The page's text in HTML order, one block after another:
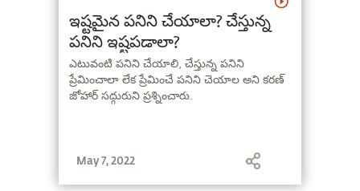
ఇష్టమైన పనిని చేయాలా? చేస్తున్న
పనిని ఇష్టపడాలా?
ఎటువంటి పనిని చేయాలి, చేస్తున్న పనిని
ప్రేమించాలా లేక ప్రేమించే పనిని చెయాల అని కరణ్
జోహార్ సద్గురుని ప్రశ్నించారు.
May 7, 2022